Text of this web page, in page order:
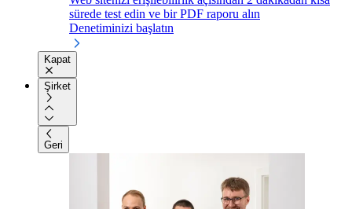
sürede test edin ve bir PDF raporu alın
Denetiminizi başlatın
Kapat
Şirket
Geri